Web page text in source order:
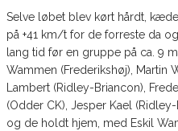
Selve løbet blev kørt hårdt,
på +41 km/t for de forreste da
lang tid før en gruppe på ca. 9
Wammen (Frederikshøj), Martin
Lambert (Ridley-Briancon),
(Odder CK), Jesper Kael
og de holdt hjem, med Eskil